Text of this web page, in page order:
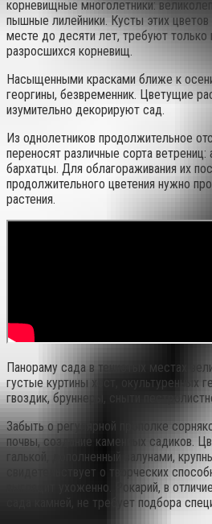
корневищные многолетники:
пышные лилейники. Кусты этих цветов
месте до десяти лет, требуют только
разросшихся корневищ.
Насыщенными красками ближе к
георгины, безвременник. Цветущие
изумительно декорируют сад.
Из однолетников продолжительное
переносят различные сорта ветрениц:
бархатцы. Для облагораживания их
продолжительного цветения нужно
растения.
Панораму сада в тенистых местах
густые куртины хост, окультуренных
гвоздик, бруннеры, сныти
Забыть о регулярной прополке
почвы, создание каменных садиков.
галькой, дополненный валунами,
свидетельствует о творческих
выглядит ухоженно. Рокарий, в
сада камней, не требует подбора